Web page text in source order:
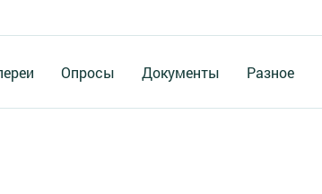
Опросы Документы Разное